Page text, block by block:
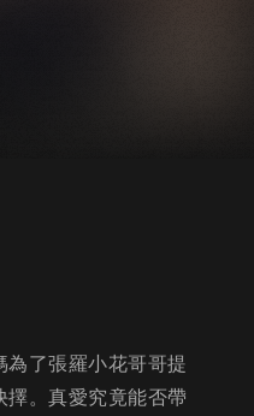
了張羅小花哥哥提
。真愛究竟能否帶